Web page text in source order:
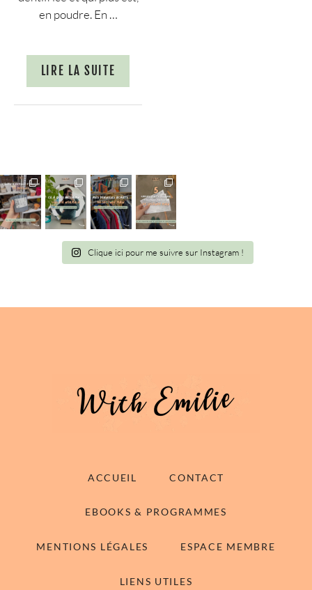
en poudre. En …
LIRE LA SUITE
Clique ici pour me suivre sur Instagram !
ACCUEIL CONTACT
EBOOKS & PROGRAMMES
MENTIONS LÉGALES ESPACE MEMBRE
LIENS UTILES